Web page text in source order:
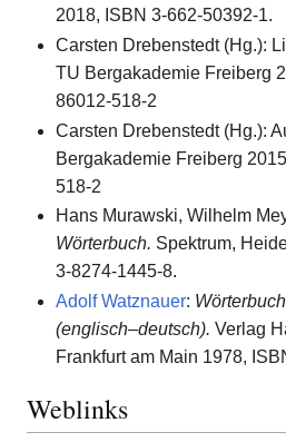
2018, ISBN 3-662-50392-1.
Carsten Drebenstedt (Hg.):
TU Bergakademie Freiberg
86012-518-2
Carsten Drebenstedt (Hg.):
Bergakademie Freiberg
518-2
Hans Murawski, Wilhelm
Wörterbuch. Spektrum,
3-8274-1445-8.
Adolf Watznauer:
(englisch–deutsch). Verlag
Frankfurt am Main 1978,
Weblinks